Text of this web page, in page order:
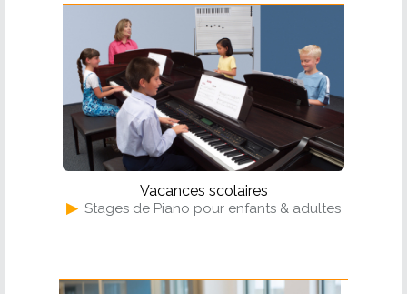
Vacances scolaires
▶ Stages de Piano pour enfants & adultes